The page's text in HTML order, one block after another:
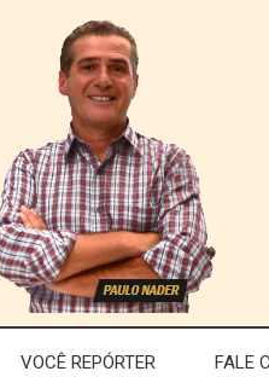
VOCÊ REPÓRTER FALE